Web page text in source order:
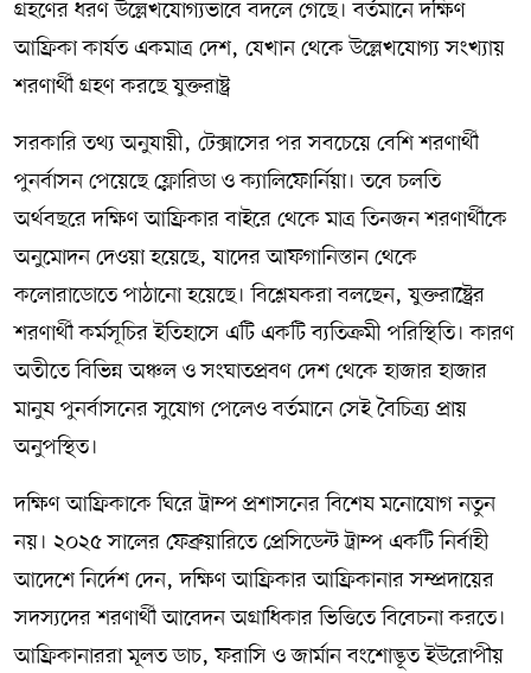
গ্রহণের ধরণ উল্লেখযোগ্যভাবে বদলে গেছে। বর্তমানে দক্ষিণ
আফ্রিকা কার্যত একমাত্র দেশ, যেখান থেকে উল্লেখযোগ্য সংখ্যায়
শরণার্থী গ্রহণ করছে যুক্তরাষ্ট্র
সরকারি তথ্য অনুযায়ী, টেক্সাসের পর সবচেয়ে বেশি শরণার্থী
পুনর্বাসন পেয়েছে ফ্লোরিডা ও ক্যালিফোর্নিয়া। তবে চলতি
অর্থবছরে দক্ষিণ আফ্রিকার বাইরে থেকে মাত্র তিনজন শরণার্থীকে
অনুমোদন দেওয়া হয়েছে, যাদের আফগানিস্তান থেকে
কলোরাডোতে পাঠানো হয়েছে। বিশ্লেষকরা বলছেন, যুক্তরাষ্ট্রের
শরণার্থী কর্মসূচির ইতিহাসে এটি একটি ব্যতিক্রমী পরিস্থিতি। কারণ
অতীতে বিভিন্ন অঞ্চল ও সংঘাতপ্রবণ দেশ থেকে হাজার হাজার
মানুষ পুনর্বাসনের সুযোগ পেলেও বর্তমানে সেই বৈচিত্র্য প্রায়
অনুপস্থিত।
দক্ষিণ আফ্রিকাকে ঘিরে ট্রাম্প প্রশাসনের বিশেষ মনোযোগ নতুন
নয়। ২০২৫ সালের ফেব্রুয়ারিতে প্রেসিডেন্ট ট্রাম্প একটি নির্বাহী
আদেশে নির্দেশ দেন, দক্ষিণ আফ্রিকার আফ্রিকানার সম্প্রদায়ের
সদস্যদের শরণার্থী আবেদন অগ্রাধিকার ভিত্তিতে বিবেচনা করতে।
আফ্রিকানাররা মূলত ডাচ, ফরাসি ও জার্মান বংশোদ্ভূত ইউরোপীয়